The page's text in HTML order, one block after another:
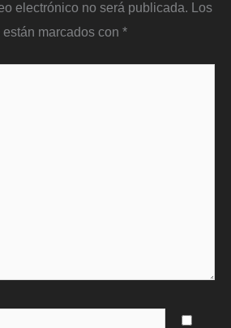
electrónico no será publicada. Los
marcados con *